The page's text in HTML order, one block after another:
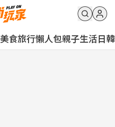
美食旅行懶人包親子生活日韓